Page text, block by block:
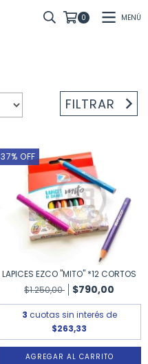
0 MENÚ
FILTRAR
37% OFF
LAPICES EZCO "MITO" *12 CORTOS
$1.250,00
$790,00
3 cuotas sin interés de
$263,33